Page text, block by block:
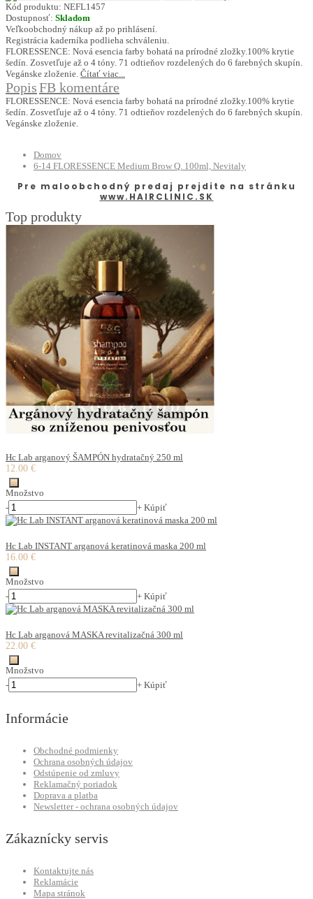
Kód produktu: NEFL1457
Dostupnosť: Skladom
Veľkoobchodný nákup až po prihlásení.
Registrácia kaderníka podlieha schváleniu.
FLORESSENCE: Nová esencia farby bohatá na prírodné zložky.100% krytie
šedín. Zosvetľuje až o 4 tóny. 71 odtieňov rozdelených do 6 farebných skupín.
Vegánske zloženie. Čítať viac...
PopisFB komentáre
FLORESSENCE: Nová esencia farby bohatá na prírodné zložky.100% krytie
šedín. Zosvetľuje až o 4 tóny. 71 odtieňov rozdelených do 6 farebných skupín.
Vegánske zloženie.
Domov
6-14 FLORESSENCE Medium Brow Q. 100ml, Nevitaly
Pre maloobchodný predaj prejdite na stránku
www.HAIRCLINIC.SK
Top produkty
Hc Lab arganový ŠAMPÓN hydratačný 250 ml
12.00 €
Množstvo
-
+ Kúpiť
Hc Lab INSTANT arganová keratinová maska 200 ml
16.00 €
Množstvo
-
+ Kúpiť
Hc Lab arganová MASKA revitalizačná 300 ml
22.00 €
Množstvo
-
+ Kúpiť
Informácie
Obchodné podmienky
Ochrana osobných údajov
Odstúpenie od zmluvy
Reklamačný poriadok
Doprava a platba
Newsletter - ochrana osobných údajov
Zákaznícky servis
Kontaktujte nás
Reklamácie
Mapa stránok